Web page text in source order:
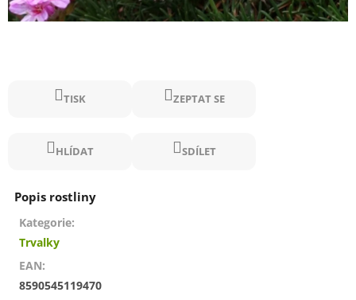
TISK ZEPTAT SE
HLÍDAT SDÍLET
Kategorie:
Trvalky
EAN:
8590545119470